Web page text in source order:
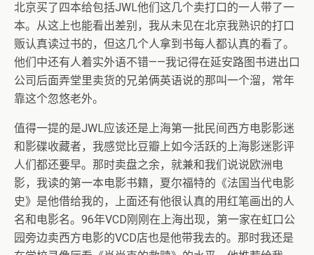
北京买了四本给包括JWL他们这几个卖打口的一人带了一
本。从这上也能看出差别，我从未见在北京我熟识的打口
贩认真读过书的，但这几个人拿到书每人都认真的看了。
他们中还有人着实外语不错——我记得在延安路图书进出口
公司后面弄堂里卖货的兄弟俩英语说的那叫一个溜，常年
靠这个忽悠老外。
值得一提的是JWL应该还是上海第一批民间西方电影影迷
和影碟收藏者，我感觉比豆瓣上如今活跃的上海影迷影评
人们都还要早。那时卖盘之余，就兼和我们说说欧洲电
影，我读的第一本电影书籍，夏尔福特的《法国当代电影
史》是他借给我的，上面还有他很认真的用红笔画出的人
名和电影名。96年VCD刚刚在上海出现，第一家在虹口公
园旁边卖西方电影的VCD店也是他带我去的。那时我还是